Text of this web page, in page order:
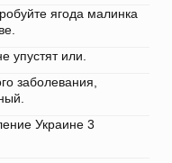
ягода малинка
упустят или.
заболевания,
Украине 3